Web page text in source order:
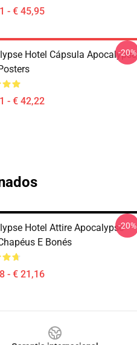
- € 45,95
Hotel Cápsula Apocalypse
- € 42,22
-20%
Hotel Attire Apocalypse
E Bonés
- € 21,16
-20%